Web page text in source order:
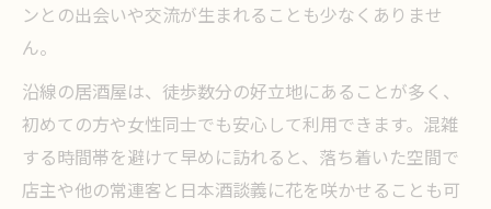
ンとの出会いや交流が生まれることも少なくありませ
ん。
沿線の居酒屋は、徒歩数分の好立地にあることが多く、
初めての方や女性同士でも安心して利用できます。混雑
する時間帯を避けて早めに訪れると、落ち着いた空間で
店主や他の常連客と日本酒談義に花を咲かせることも可